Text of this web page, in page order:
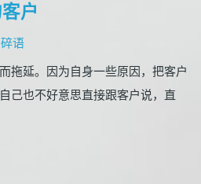
户
碎语
拖延。因为自身一些原因，把客户
己也不好意思直接跟客户说，直